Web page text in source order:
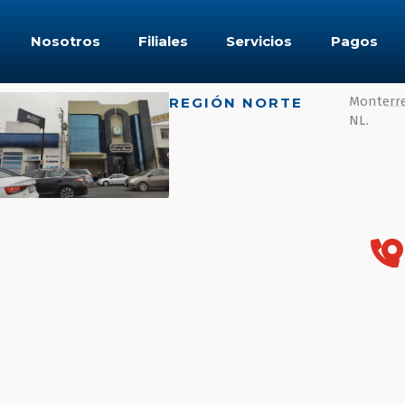
Nosotros Filiales Servicios Pagos
REGIÓN NORTE
NL.